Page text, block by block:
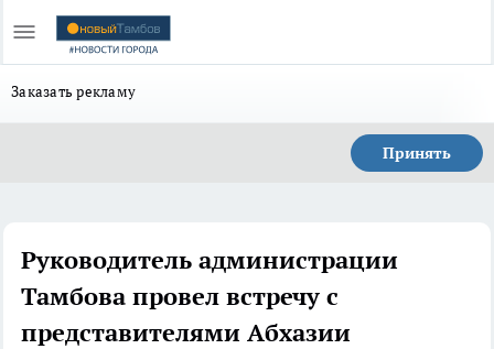
Заказать рекламу
Принять
Руководитель администрации
Тамбова провел встречу с
представителями Абхазии